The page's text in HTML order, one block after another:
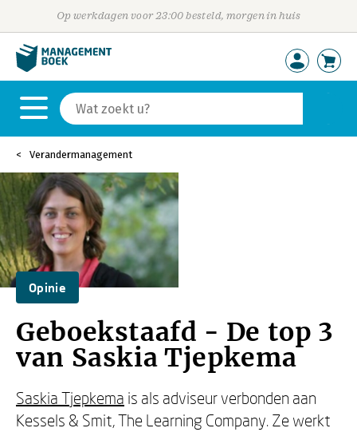
Op werkdagen voor 23:00 besteld, morgen in huis
Verandermanagement
Opinie
Geboekstaafd - De top 3
van Saskia Tjepkema
Saskia Tjepkema is als adviseur verbonden aan
Kessels & Smit, The Learning Company. Ze werkt